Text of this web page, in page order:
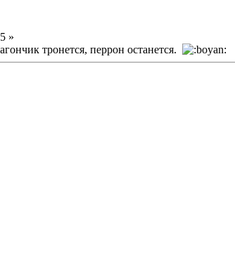
»
тронется, перрон останется.